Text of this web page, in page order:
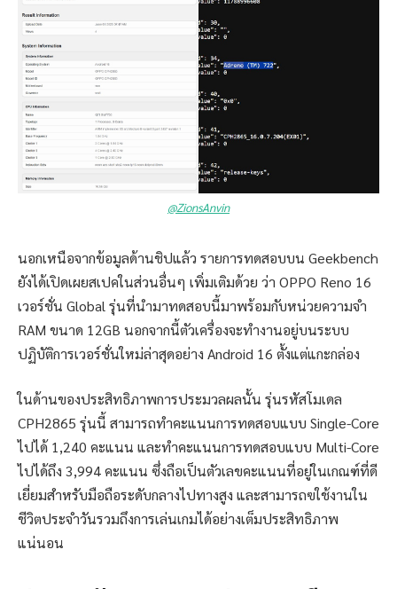
@ZionsAnvin
นอกเหนือจากข้อมูลด้านชิปแล้ว รายการทดสอบบน Geekbench
ยังได้เปิดเผยสเปคในส่วนอื่นๆ เพิ่มเติมด้วย ว่า OPPO Reno 16
เวอร์ชั่น Global รุ่นที่นำมาทดสอบนี้มาพร้อมกับหน่วยความจำ
RAM ขนาด 12GB นอกจากนี้ตัวเครื่องจะทำงานอยู่บนระบบ
ปฏิบัติการเวอร์ชั่นใหม่ล่าสุดอย่าง Android 16 ตั้งแต่แกะกล่อง
ในด้านของประสิทธิภาพการประมวลผลนั้น รุ่นรหัสโมเดล
CPH2865 รุ่นนี้ สามารถทำคะแนนการทดสอบแบบ Single-Core
ไปได้ 1,240 คะแนน และทำคะแนนการทดสอบแบบ Multi-Core
ไปได้ถึง 3,994 คะแนน ซึ่งถือเป็นตัวเลขคะแนนที่อยู่ในเกณฑ์ที่ดี
เยี่ยมสำหรับมือถือระดับกลางไปทางสูง และสามารถฃใช้งานใน
ชีวิตประจำวันรวมถึงการเล่นเกมได้อย่างเต็มประสิทธิภาพ
แน่นอน